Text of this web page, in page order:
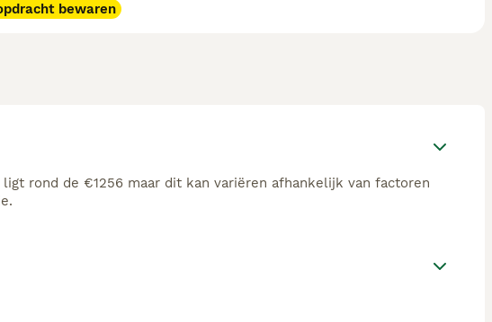
bewaren
rond de €1256 maar dit kan variëren afhankelijk van factoren